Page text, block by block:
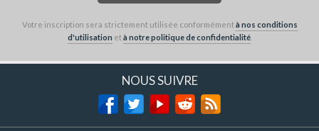
Votre inscription sera strictement utilisée conformémentà nos conditions
d'utilisation età notre politique de confidentialité.
NOUS SUIVRE